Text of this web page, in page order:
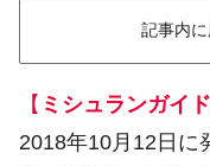
記事内に
【 ミシュランガイ
2018年10月12日に